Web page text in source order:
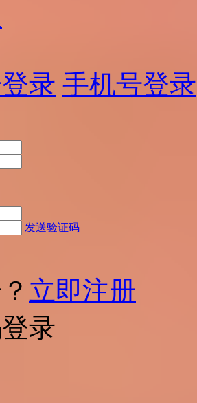
录 手机号登录
发送验证码
立即注册
录